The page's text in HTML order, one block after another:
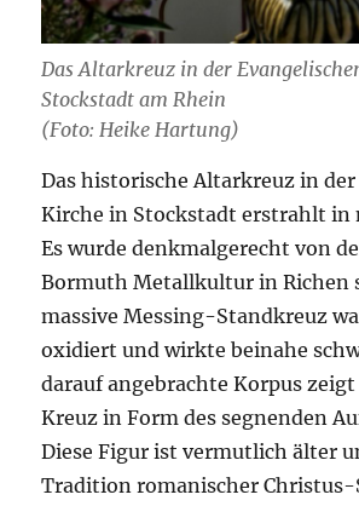
Das Altarkreuz in der
Stockstadt am Rhein
(Foto: Heike Hartung)
Das historische Altarkreuz in
Kirche in Stockstadt erstrahlt in
Es wurde denkmalgerecht von
Bormuth Metallkultur in Richen
massive Messing-Standkreuz
oxidiert und wirkte beinahe
darauf angebrachte Korpus
Kreuz in Form des segnenden
Diese Figur ist vermutlich älter
Tradition romanischer